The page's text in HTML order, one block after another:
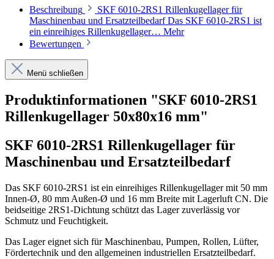
Beschreibung
SKF 6010-2RS1 Rillenkugellager für
Maschinenbau und Ersatzteilbedarf Das SKF 6010-2RS1 ist
ein einreihiges Rillenkugellager… Mehr
Bewertungen
Menü schließen
Produktinformationen "SKF 6010-2RS1
Rillenkugellager 50x80x16 mm"
SKF 6010-2RS1 Rillenkugellager für
Maschinenbau und Ersatzteilbedarf
Das SKF 6010-2RS1 ist ein einreihiges Rillenkugellager mit 50 mm
Innen-Ø, 80 mm Außen-Ø und 16 mm Breite mit Lagerluft CN. Die
beidseitige 2RS1-Dichtung schützt das Lager zuverlässig vor
Schmutz und Feuchtigkeit.
Das Lager eignet sich für Maschinenbau, Pumpen, Rollen, Lüfter,
Fördertechnik und den allgemeinen industriellen Ersatzteilbedarf.